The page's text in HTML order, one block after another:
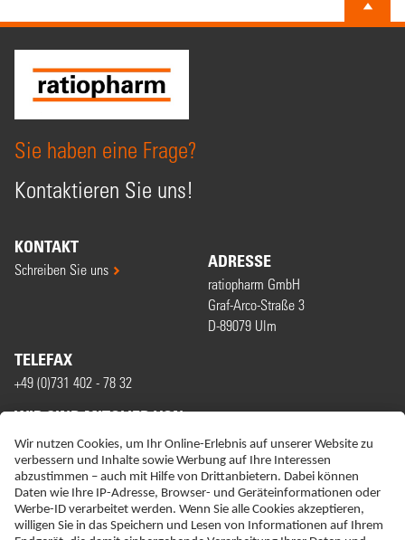
Sie haben eine Frage?
Kontaktieren Sie uns!
KONTAKT
Schreiben Sie uns ADRESSE
ratiopharm GmbH
Graf-Arco-Straße 3
D-89079 Ulm
TELEFAX
+49 (0)731 402 - 78 32
WIR SIND MITGLIED VON
ERKLÄRUNG ZUR BARRIEREFREIHEIT